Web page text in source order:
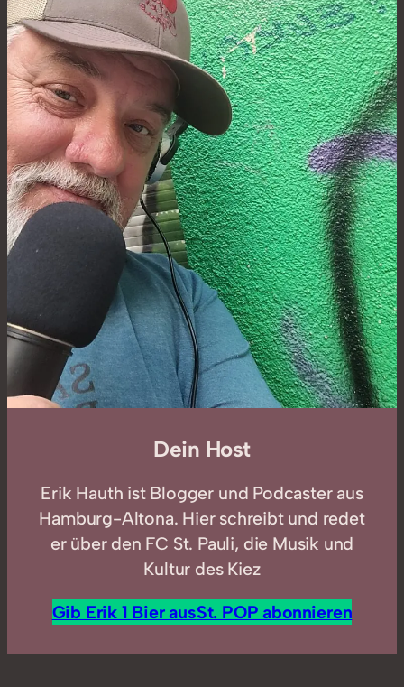
Dein Host
Erik Hauth ist Blogger und Podcaster aus
Hamburg-Altona. Hier schreibt und redet
er über den FC St. Pauli, die Musik und
Kultur des Kiez
Gib Erik 1 Bier ausSt. POP abonnieren